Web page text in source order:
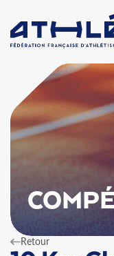
Retour